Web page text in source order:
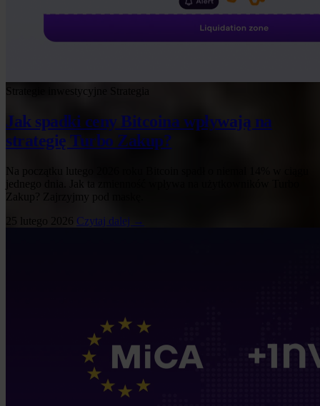
Strategie inwestycyjne
Jak spadki ceny Bitcoina wpływają na
strategię Turbo Zakup?
Na początku lutego 2026 roku Bitcoin spadł o niemal 14% w ciągu
jednego dnia. Jak ta zmienność wpływa na użytkowników Turbo
Zakup? Zajrzyjmy pod maskę.
25 lutego 2026 Czytaj dalej →